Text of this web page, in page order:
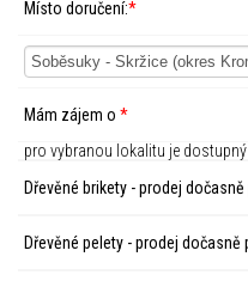
Místo doručení:*
Mám zájem o *
pro vybranou lokalitu je
Dřevěné brikety - prodej
Dřevěné pelety - prodej dočasně